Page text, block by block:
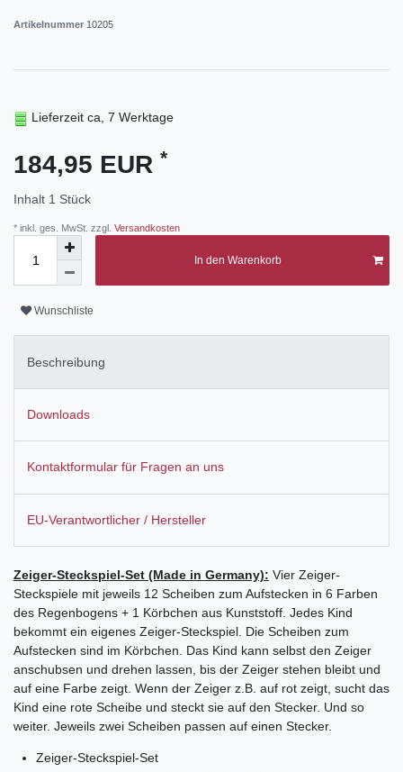
Artikelnummer 10205
Lieferzeit ca, 7 Werktage
184,95 EUR *
Inhalt 1 Stück
* inkl. ges. MwSt. zzgl. Versandkosten
In den Warenkorb
Wunschliste
Beschreibung
Downloads
Kontaktformular für Fragen an uns
EU-Verantwortlicher / Hersteller
Zeiger-Steckspiel-Set (Made in Germany): Vier Zeiger-
Steckspiele mit jeweils 12 Scheiben zum Aufstecken in 6 Farben
des Regenbogens + 1 Körbchen aus Kunststoff. Jedes Kind
bekommt ein eigenes Zeiger-Steckspiel. Die Scheiben zum
Aufstecken sind im Körbchen. Das Kind kann selbst den Zeiger
anschubsen und drehen lassen, bis der Zeiger stehen bleibt und
auf eine Farbe zeigt. Wenn der Zeiger z.B. auf rot zeigt, sucht das
Kind eine rote Scheibe und steckt sie auf den Stecker. Und so
weiter. Jeweils zwei Scheiben passen auf einen Stecker.
Zeiger-Steckspiel-Set